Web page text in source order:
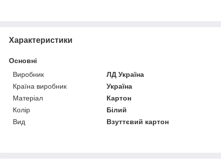
Характеристики
Основні
Виробник
ЛД Україна
Країна виробник
Україна
Матеріал
Картон
Колір
Білий
Вид
Взуттєвий картон